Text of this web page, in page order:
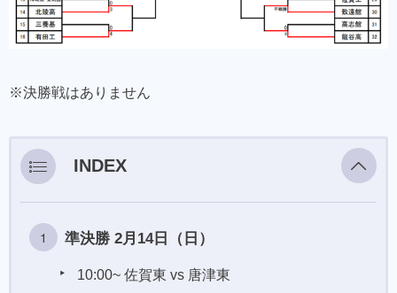
※決勝戦はありません
INDEX
準決勝 2月14日（日）
10:00~ 佐賀東 vs 唐津東